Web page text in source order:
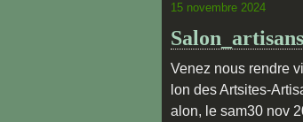
15 novembre 2024
Venez nous rendre
lon des Artsites-
alon, le sam30 nov